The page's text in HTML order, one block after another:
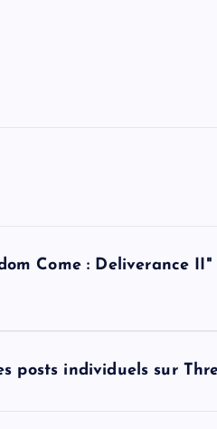
Come : Deliverance
posts individuels sur